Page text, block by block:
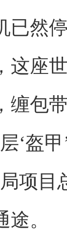
已然
这座
缠包
‘盔
项目
。